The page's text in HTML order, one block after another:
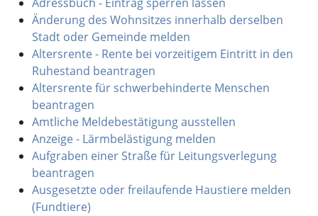
Adressbuch - Eintrag sperren lassen
Änderung des Wohnsitzes innerhalb derselben
Stadt oder Gemeinde melden
Altersrente - Rente bei vorzeitigem Eintritt in den
Ruhestand beantragen
Altersrente für schwerbehinderte Menschen
beantragen
Amtliche Meldebestätigung ausstellen
Anzeige - Lärmbelästigung melden
Aufgraben einer Straße für Leitungsverlegung
beantragen
Ausgesetzte oder freilaufende Haustiere melden
(Fundtiere)